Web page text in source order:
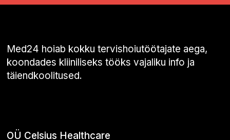
Med24 hoiab kokku tervishoiutöötajate aega,
koondades kliiniliseks tööks vajaliku info ja
täiendkoolitused.
OÜ Celsius Healthcare